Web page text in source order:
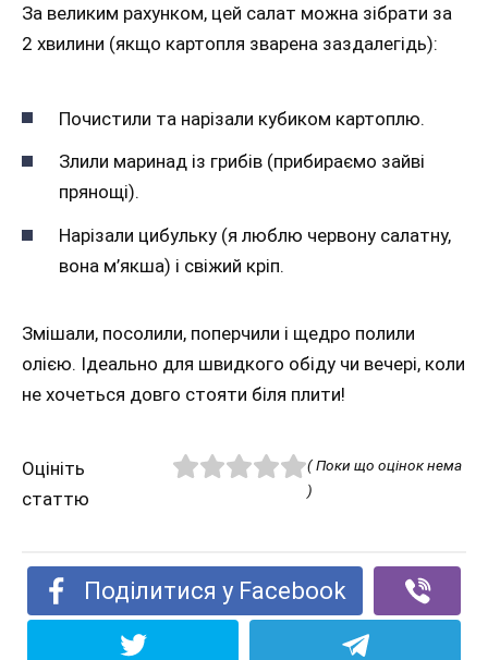
За великим рахунком, цей салат можна зібрати за
2 хвилини (якщо картопля зварена заздалегідь):
Почистили та нарізали кубиком картоплю.
Злили маринад із грибів (прибираємо зайві
прянощі).
Нарізали цибульку (я люблю червону салатну,
вона м’якша) і свіжий кріп.
Змішали, посолили, поперчили і щедро полили
олією. Ідеально для швидкого обіду чи вечері, коли
не хочеться довго стояти біля плити!
Оцініть
статтю
( Поки що оцінок нема
)
Поділитися у Facebook